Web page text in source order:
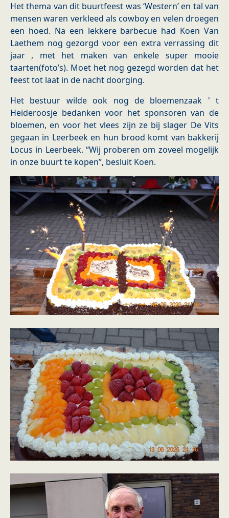
Het thema van dit buurtfeest was ‘Western’ en tal van
mensen waren verkleed als cowboy en velen droegen
een hoed. Na een lekkere barbecue had Koen Van
Laethem nog gezorgd voor een extra verrassing dit
jaar , met het maken van enkele super mooie
taarten(foto’s). Moet het nog gezegd worden dat het
feest tot laat in de nacht doorging.
Het bestuur wilde ook nog de bloemenzaak ' t
Heideroosje bedanken voor het sponsoren van de
bloemen, en voor het vlees zijn ze bij slager De Vits
gegaan in Leerbeek en hun brood komt van bakkerij
Locus in Leerbeek. “Wij proberen om zoveel mogelijk
in onze buurt te kopen”, besluit Koen.